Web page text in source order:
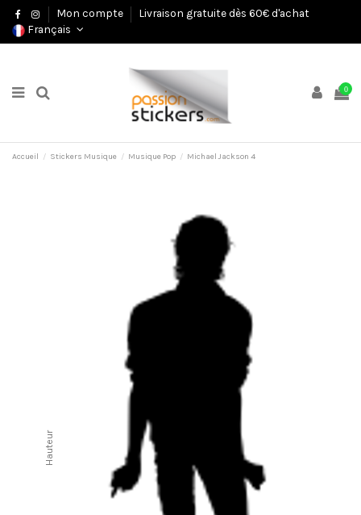
Mon compte
Livraison gratuite dès 60€ d'achat
Français
0
Accueil Stickers Musique Musique Pop Michael Jackson 4
Hauteur